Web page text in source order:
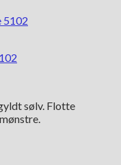
sølv. Flotte